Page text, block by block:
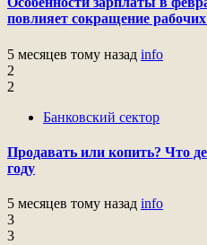
повлияет сокращение
5 месяцев тому назад info
2
2
Банковский сектор
Продавать или копить? Что
году
5 месяцев тому назад info
3
3